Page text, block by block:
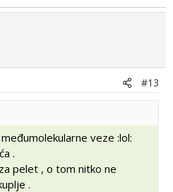
#13
veze :lol:
.
pelet , o tom nitko ne
.